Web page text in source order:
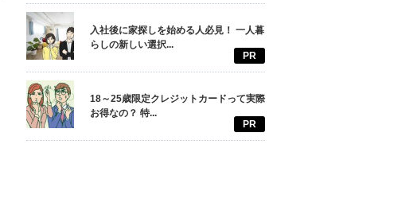
入社後に家探しを始める人必見！ 一人暮
らしの新しい選択...
PR
18～25歳限定クレジットカードって実際
お得なの？ 特...
PR